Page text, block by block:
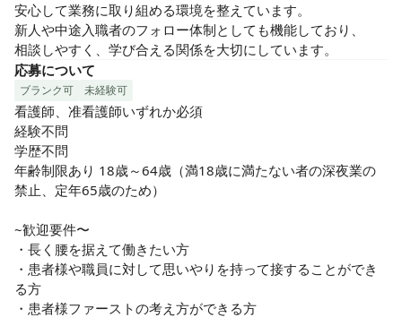
安心して業務に取り組める環境を整えています。
新人や中途入職者のフォロー体制としても機能しており、
相談しやすく、学び合える関係を大切にしています。
応募について
ブランク可 未経験可
看護師、准看護師いずれか必須
経験不問
学歴不問
年齢制限あり 18歳～64歳（満18歳に満たない者の深夜業の
禁止、定年65歳のため）
~歓迎要件〜
・長く腰を据えて働きたい方
・患者様や職員に対して思いやりを持って接することができ
る方
・患者様ファーストの考え方ができる方